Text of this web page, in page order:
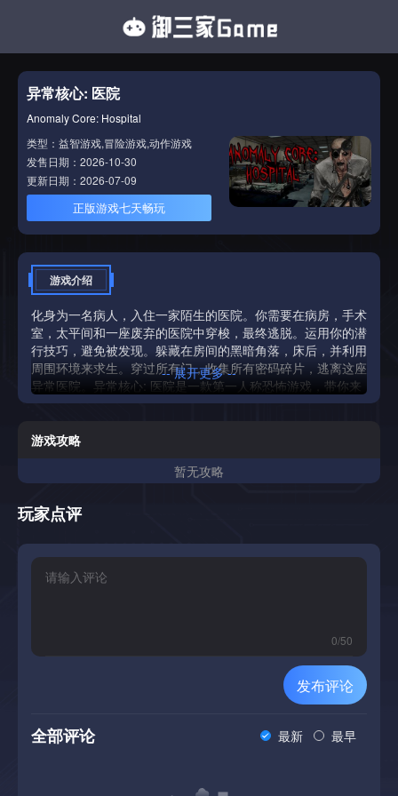
异常核心: 医院
Anomaly Core: Hospital
类型：益智游戏,冒险游戏,动作游戏
发售日期：2026-10-30
更新日期：2026-07-09
正版游戏七天畅玩
游戏介绍
化身为一名病人，入住一家陌生的医院。你需要在病房，手术
室，太平间和一座废弃的医院中穿梭，最终逃脱。运用你的潜
行技巧，避免被发现。躲藏在房间的黑暗角落，床后，并利用
周围环境来求生。穿过所有门，收集所有密码碎片，逃离这座
异常医院。异常核心: 医院是一款第一人称恐怖游戏，带你来
到一座废弃的医院。你必须找到出路，并躲避疯狂医生的注
-- 展开更多 --
游戏攻略
暂无攻略
玩家点评
0/50
发布评论
全部评论 最新 最早